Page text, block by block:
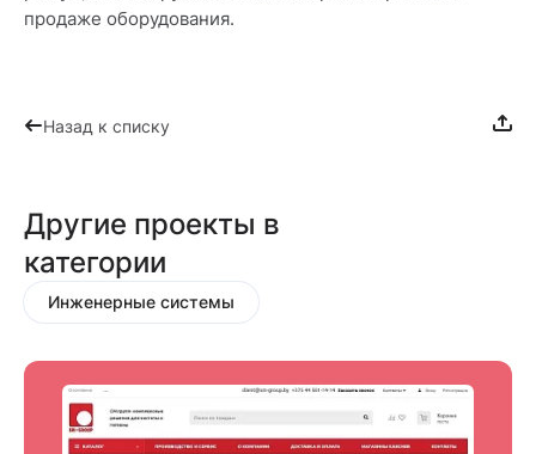
продаже оборудования.
Назад к списку
Другие проекты в
категории
Инженерные системы